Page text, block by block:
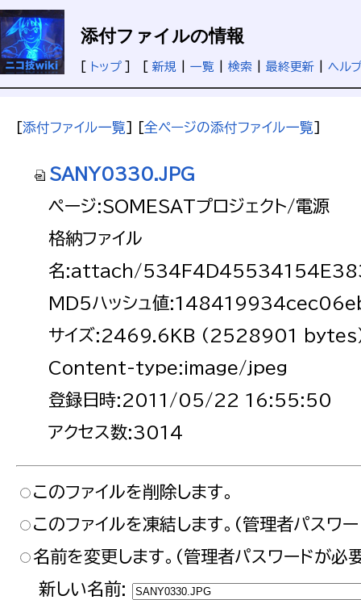
添付ファイルの情報
トップ] [ 新規 一覧 検索 最終更新 ヘルプ
[添付ファイル一覧] [全ページの添付ファイル一覧]
SANY0330.JPG
ページ:SOMESATプロジェクト/電源
格納ファイル
名:attach/
MD5ハッシュ値
サイズ:2469.6KB (2528901
Content-type:image/jpeg
登録日時:2011/05/22 16:55:50
アクセス数:3014
このファイルを削除します。
このファイルを凍結します。(管理者パスワ
名前を変更します。(管理者パスワードが必
新しい名前: